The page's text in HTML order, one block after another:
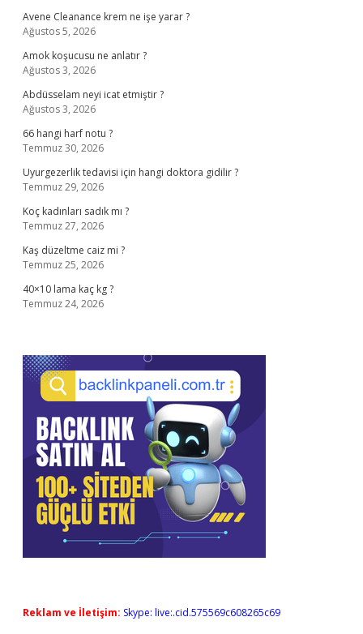
Avene Cleanance krem ne işe yarar ?
Ağustos 5, 2026
Amok koşucusu ne anlatır ?
Ağustos 3, 2026
Abdüsselam neyi icat etmiştir ?
Ağustos 3, 2026
66 hangi harf notu ?
Temmuz 30, 2026
Uyurgezerlik tedavisi için hangi doktora gidilir ?
Temmuz 29, 2026
Koç kadınları sadık mı ?
Temmuz 27, 2026
Kaş düzeltme caiz mi ?
Temmuz 25, 2026
40×10 lama kaç kg ?
Temmuz 24, 2026
Reklam ve İletişim: Skype: live:.cid.575569c608265c69